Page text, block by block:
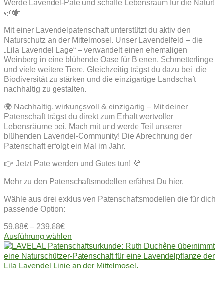
Werde Lavendel-Pate und schaffe Lebensraum für die Natur!
🌿🐝
Mit einer Lavendelpatenschaft unterstützt du aktiv den
Naturschutz an der Mittelmosel. Unser Lavendelfeld – die
„Lila Lavendel Lage“ – verwandelt einen ehemaligen
Weinberg in eine blühende Oase für Bienen, Schmetterlinge
und viele weitere Tiere. Gleichzeitig trägst du dazu bei, die
Biodiversität zu stärken und die einzigartige Landschaft
nachhaltig zu gestalten.
🌍 Nachhaltig, wirkungsvoll & einzigartig – Mit deiner
Patenschaft trägst du direkt zum Erhalt wertvoller
Lebensräume bei. Mach mit und werde Teil unserer
blühenden Lavendel-Community! Die Abrechnung der
Patenschaft erfolgt ein Mal im Jahr.
👉 Jetzt Pate werden und Gutes tun! 💜
Mehr zu den Patenschaftsmodellen erfährst Du hier.
Wähle aus drei exklusiven Patenschaftsmodellen die für dich
passende Option:
59,88€ – 239,88€
Ausführung wählen
Produkt
weist
mehrere